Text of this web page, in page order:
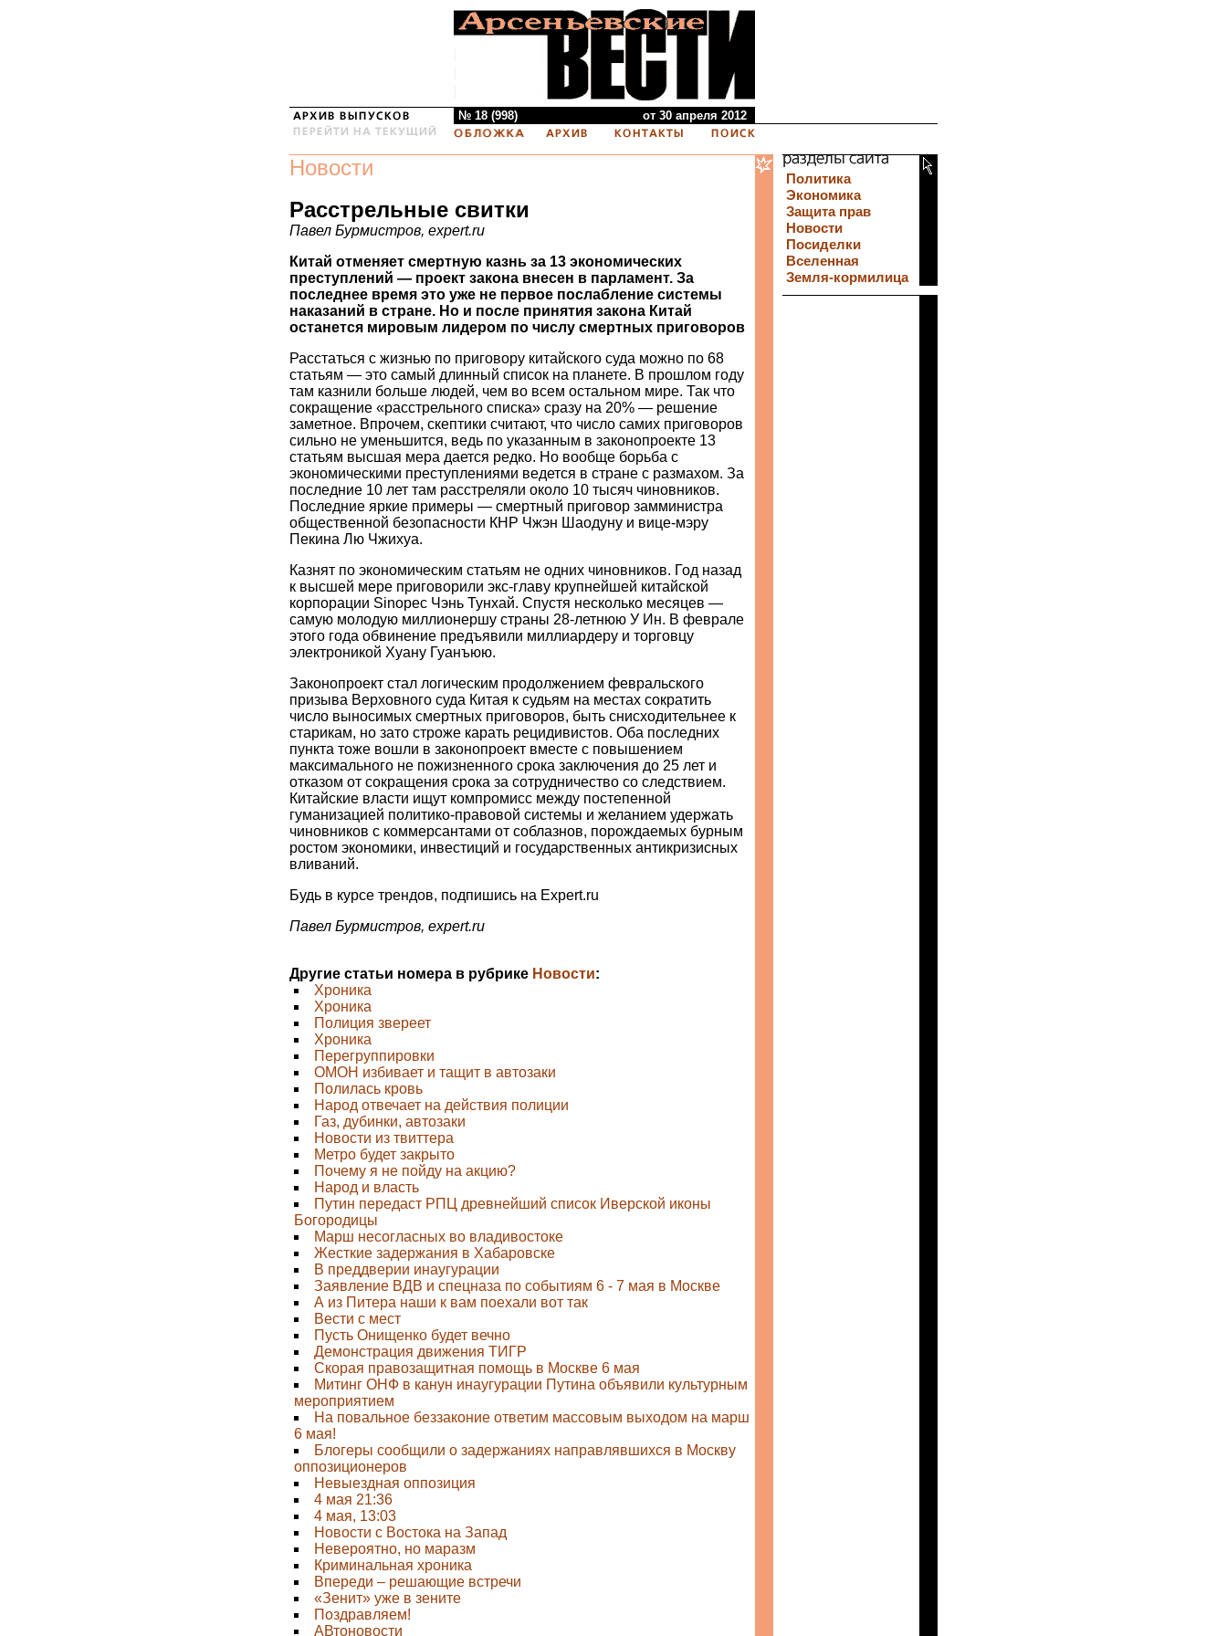
№ 18 (998) от 30 апреля 2012
Новости
Расстрельные свитки
Павел Бурмистров, expert.ru
Китай отменяет смертную казнь за 13 экономических
преступлений — проект закона внесен в парламент. За
последнее время это уже не первое послабление системы
наказаний в стране. Но и после принятия закона Китай
останется мировым лидером по числу смертных приговоров
Расстаться с жизнью по приговору китайского суда можно по 68
статьям — это самый длинный список на планете. В прошлом году
там казнили больше людей, чем во всем остальном мире. Так что
сокращение «расстрельного списка» сразу на 20% — решение
заметное. Впрочем, скептики считают, что число самих приговоров
сильно не уменьшится, ведь по указанным в законопроекте 13
статьям высшая мера дается редко. Но вообще борьба с
экономическими преступлениями ведется в стране с размахом. За
последние 10 лет там расстреляли около 10 тысяч чиновников.
Последние яркие примеры — смертный приговор замминистра
общественной безопасности КНР Чжэн Шаодуну и вице-мэру
Пекина Лю Чжихуа.
Казнят по экономическим статьям не одних чиновников. Год назад
к высшей мере приговорили экс-главу крупнейшей китайской
корпорации Sinopec Чэнь Тунхай. Спустя несколько месяцев —
самую молодую миллионершу страны 28-летнюю У Ин. В феврале
этого года обвинение предъявили миллиардеру и торговцу
электроникой Хуану Гуанъюю.
Законопроект стал логическим продолжением февральского
призыва Верховного суда Китая к судьям на местах сократить
число выносимых смертных приговоров, быть снисходительнее к
старикам, но зато строже карать рецидивистов. Оба последних
пункта тоже вошли в законопроект вместе с повышением
максимального не пожизненного срока заключения до 25 лет и
отказом от сокращения срока за сотрудничество со следствием.
Китайские власти ищут компромисс между постепенной
гуманизацией политико-правовой системы и желанием удержать
чиновников с коммерсантами от соблазнов, порождаемых бурным
ростом экономики, инвестиций и государственных антикризисных
вливаний.
Будь в курсе трендов, подпишись на Expert.ru
Павел Бурмистров, expert.ru
Другие статьи номера в рубрике Новости:
Хроника
Хроника
Полиция звереет
Хроника
Перегруппировки
ОМОН избивает и тащит в автозаки
Полилась кровь
Народ отвечает на действия полиции
Газ, дубинки, автозаки
Новости из твиттера
Метро будет закрыто
Почему я не пойду на акцию?
Народ и власть
Путин передаст РПЦ древнейший список Иверской иконы
Богородицы
Марш несогласных во владивостоке
Жесткие задержания в Хабаровске
В преддверии инаугурации
Заявление ВДВ и спецназа по событиям 6 - 7 мая в Москве
А из Питера наши к вам поехали вот так
Вести с мест
Пусть Онищенко будет вечно
Демонстрация движения ТИГР
Скорая правозащитная помощь в Москве 6 мая
Митинг ОНФ в канун инаугурации Путина объявили культурным
мероприятием
На повальное беззаконие ответим массовым выходом на марш
6 мая!
Блогеры сообщили о задержаниях направлявшихся в Москву
оппозиционеров
Невыездная оппозиция
4 мая 21:36
4 мая, 13:03
Новости с Воcтока на Запад
Невероятно, но маразм
Криминальная хроника
Впереди – решающие встречи
«Зенит» уже в зените
Поздравляем!
АВтоновости
Политика
Экономика
Защита прав
Новости
Посиделки
Вселенная
Земля-кормилица